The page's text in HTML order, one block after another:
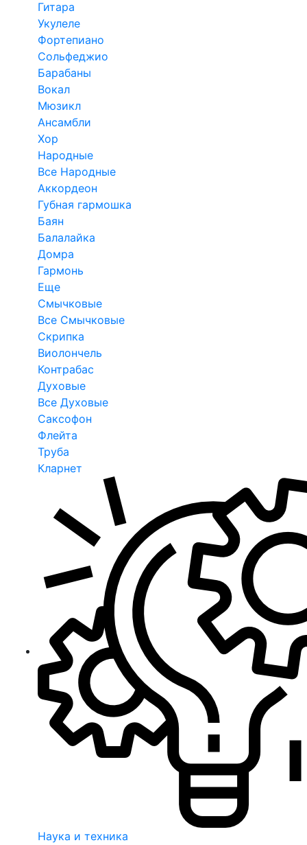
Гитара
Укулеле
Фортепиано
Сольфеджио
Барабаны
Вокал
Мюзикл
Ансамбли
Хор
Народные
Все Народные
Аккордеон
Губная гармошка
Баян
Балалайка
Домра
Гармонь
Еще
Смычковые
Все Смычковые
Скрипка
Виолончель
Контрабас
Духовые
Все Духовые
Саксофон
Флейта
Труба
Кларнет
Наука и техника